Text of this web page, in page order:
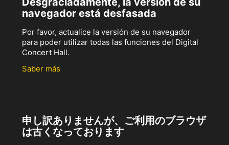
navegador está desfasada
Por favor, actualice la versión de su navegador
para poder utilizar todas las funciones del Digital
Concert Hall.
Saber más
申し訳ありませんが、ご利用のブラウザ
は古くなっております